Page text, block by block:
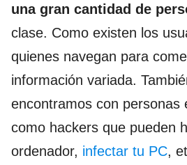
una gran cantidad de
clase. Como existen los
quienes navegan para
información variada.
encontramos con personas
como hackers que pueden
ordenador, infectar tu PC,